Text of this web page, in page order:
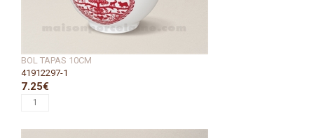
BOL TAPAS 10CM
41912297-1
7.25€